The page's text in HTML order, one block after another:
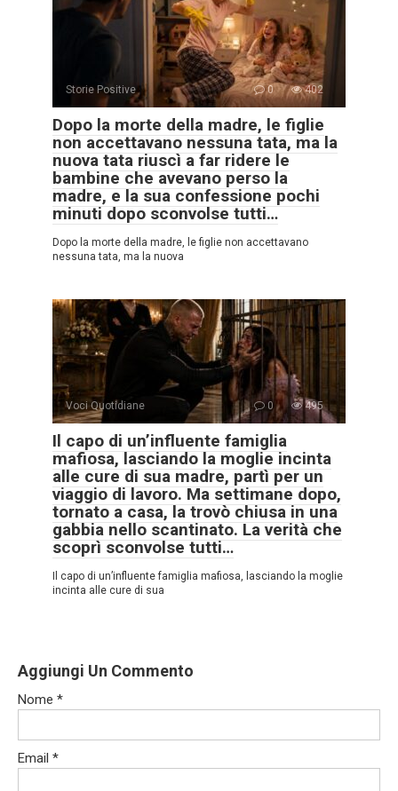
Storie Positive 0 402
Dopo la morte della madre, le figlie
non accettavano nessuna tata, ma la
nuova tata riuscì a far ridere le
bambine che avevano perso la
madre, e la sua confessione pochi
minuti dopo sconvolse tutti…
Dopo la morte della madre, le figlie non accettavano
nessuna tata, ma la nuova
Voci Quotidiane 0 495
Il capo di un’influente famiglia
mafiosa, lasciando la moglie incinta
alle cure di sua madre, partì per un
viaggio di lavoro. Ma settimane dopo,
tornato a casa, la trovò chiusa in una
gabbia nello scantinato. La verità che
scoprì sconvolse tutti…
Il capo di un’influente famiglia mafiosa, lasciando la moglie
incinta alle cure di sua
Aggiungi Un Commento
Nome *
Email *